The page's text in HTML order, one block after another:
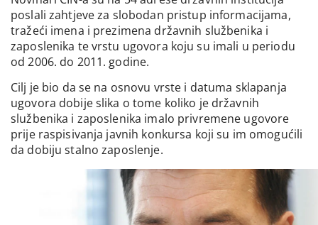
poslali zahtjeve za slobodan pristup informacijama,
tražeći imena i prezimena državnih službenika i
zaposlenika te vrstu ugovora koju su imali u periodu
od 2006. do 2011. godine.
Cilj je bio da se na osnovu vrste i datuma sklapanja
ugovora dobije slika o tome koliko je državnih
službenika i zaposlenika imalo privremene ugovore
prije raspisivanja javnih konkursa koji su im omogućili
da dobiju stalno zaposlenje.